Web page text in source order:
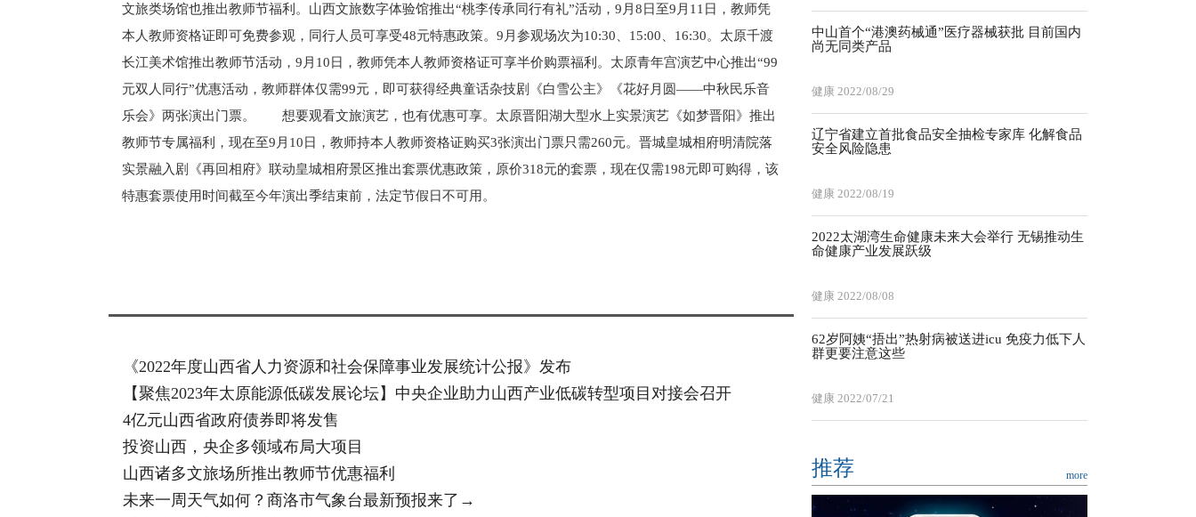
文旅类场馆也推出教师节福利。山西文旅数字体验馆推出“桃李传承同行有礼”活动，9月8日至9月11日，教师凭
本人教师资格证即可免费参观，同行人员可享受48元特惠政策。9月参观场次为10:30、15:00、16:30。太原千渡
长江美术馆推出教师节活动，9月10日，教师凭本人教师资格证可享半价购票福利。太原青年宫演艺中心推出“99
元双人同行”优惠活动，教师群体仅需99元，即可获得经典童话杂技剧《白雪公主》《花好月圆——中秋民乐音
乐会》两张演出门票。 想要观看文旅演艺，也有优惠可享。太原晋阳湖大型水上实景演艺《如梦晋阳》推出
教师节专属福利，现在至9月10日，教师持本人教师资格证购买3张演出门票只需260元。晋城皇城相府明清院落
实景融入剧《再回相府》联动皇城相府景区推出套票优惠政策，原价318元的套票，现在仅需198元即可购得，该
特惠套票使用时间截至今年演出季结束前，法定节假日不可用。
《2022年度山西省人力资源和社会保障事业发展统计公报》发布
【聚焦2023年太原能源低碳发展论坛】中央企业助力山西产业低碳转型项目对接会召开
4亿元山西省政府债券即将发售
投资山西，央企多领域布局大项目
山西诸多文旅场所推出教师节优惠福利
未来一周天气如何？商洛市气象台最新预报来了→
中山首个“港澳药械通”医疗器械获批 目前国内
尚无同类产品
健康 2022/08/29
辽宁省建立首批食品安全抽检专家库 化解食品
安全风险隐患
健康 2022/08/19
2022太湖湾生命健康未来大会举行 无锡推动生
命健康产业发展跃级
健康 2022/08/08
62岁阿姨“捂出”热射病被送进icu 免疫力低下人
群更要注意这些
健康 2022/07/21
推荐 more